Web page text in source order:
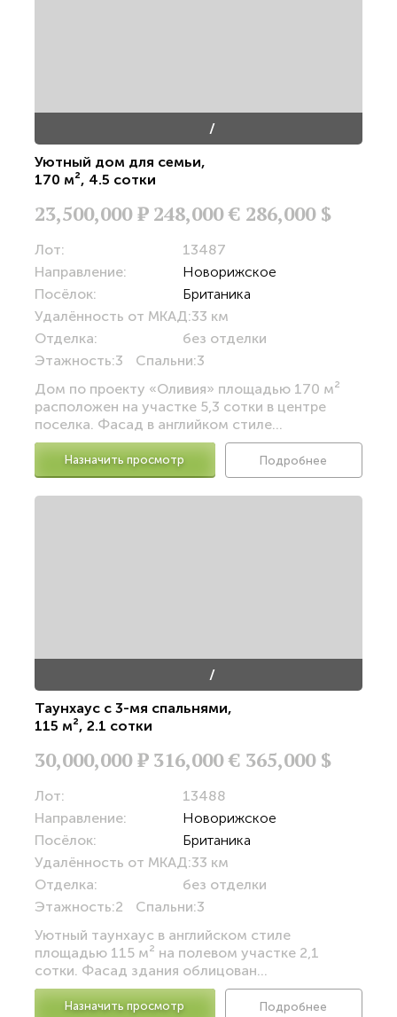
/
Уютный дом для семьи,
170 м², 4.5 сотки
23,500,000Р 248,000 € 286,000 $
Лот:
13487
Направление:
Новорижское
Посёлок:
Британика
Удалённость от МКАД:33 км
Отделка:
без отделки
Этажность:3 Спальни:3
Дом по проекту «Оливия» площадью 170 м²
расположен на участке 5,3 сотки в центре
поселка. Фасад в английком стиле...
Назначить просмотр Подробнее
/
Таунхаус с 3-мя спальнями,
115 м², 2.1 сотки
30,000,000Р 316,000 € 365,000 $
Лот:
13488
Направление:
Новорижское
Посёлок:
Британика
Удалённость от МКАД:33 км
Отделка:
без отделки
Этажность:2 Спальни:3
Уютный таунхаус в английском стиле
площадью 115 м² на полевом участке 2,1
сотки. Фасад здания облицован...
Назначить просмотр Подробнее